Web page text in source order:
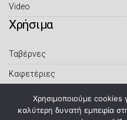
Video
Xρήσιμα
Ταβέρνες
Καφετέριες
Ο Καιρός LiveΧρησιμοποιούμε cookies
καλύτερη δυνατή εμπειρία